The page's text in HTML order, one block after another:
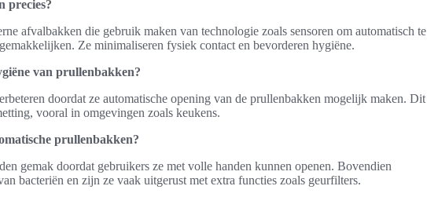
precies?
afvalbakken die gebruik maken van technologie zoals sensoren om automatisch te
Ze minimaliseren fysiek contact en bevorderen hygiëne.
van prullenbakken?
doordat ze automatische opening van de prullenbakken mogelijk maken. Dit
vooral in omgevingen zoals keukens.
prullenbakken?
gemak doordat gebruikers ze met volle handen kunnen openen. Bovendien
bacteriën en zijn ze vaak uitgerust met extra functies zoals geurfilters.